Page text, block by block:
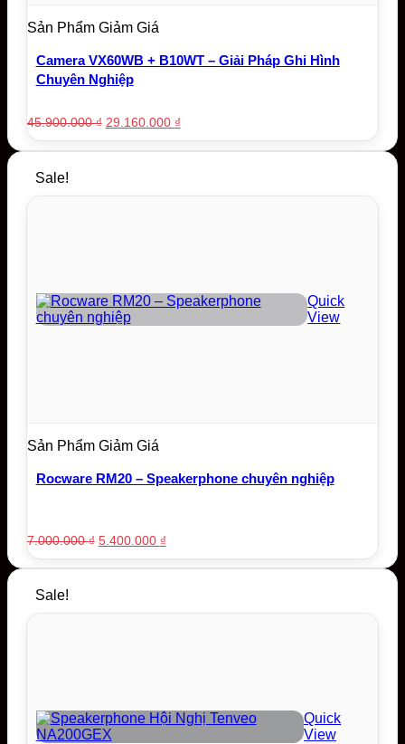
Sản Phẩm Giảm Giá
Camera VX60WB + B10WT – Giải Pháp Ghi Hình
Chuyên Nghiệp
45.900.000₫ Original
was:
29.160.000 ₫Current
is:
Sale!
Quick
View
Sản Phẩm Giảm Giá
Rocware RM20 – Speakerphone chuyên nghiệp
7.000.000₫ Original
was:
5.400.000 ₫Current
is:
Sale!
Quick
View